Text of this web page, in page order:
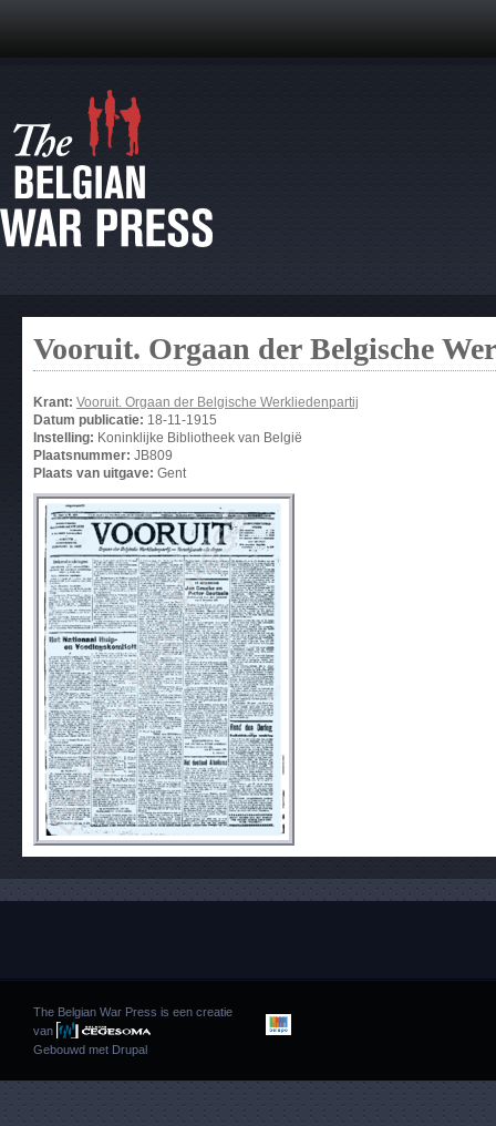
Vooruit. Orgaan der Belgische
Krant: Vooruit. Orgaan der Belgische Werkliedenpartij
Datum publicatie: 18-11-1915
Instelling: Koninklijke Bibliotheek van België
Plaatsnummer: JB809
Plaats van uitgave: Gent
The Belgian War Press is een creatie
van
Gebouwd met Drupal